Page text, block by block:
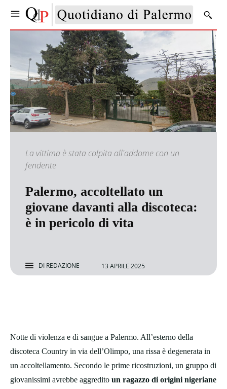
La vittima è stata colpita all'addome con un
fendente
Palermo, accoltellato un
giovane davanti alla discoteca:
è in pericolo di vita
DI REDAZIONE 13 APRILE 2025
Notte di violenza e di sangue a Palermo. All’esterno della
discoteca Country in via dell’Olimpo, una rissa è degenerata in
un accoltellamento. Secondo le prime ricostruzioni, un gruppo di
giovanissimi avrebbe aggredito un ragazzo di origini nigeriane